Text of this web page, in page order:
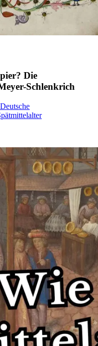
Die
Schlenkrich
Deutsche